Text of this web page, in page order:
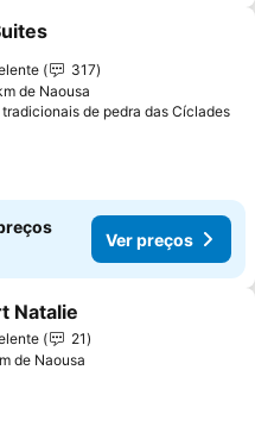
aos favoritos
317
de Naousa
tradicionais de pedra das Cíclades
Ver preços
aos favoritos
Natalie
21
de Naousa